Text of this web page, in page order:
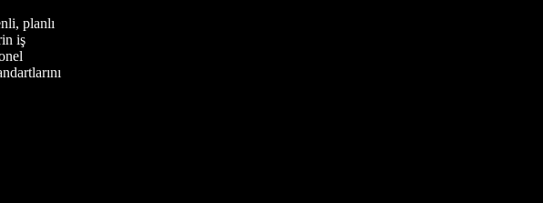
planlı
iş